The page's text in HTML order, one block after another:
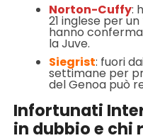
Norton-Cuffy:
21 inglese per
hanno
la Juve.
Siegrist: fuori
settimane per
del Genoa può
Infortunati
in dubbio e chi